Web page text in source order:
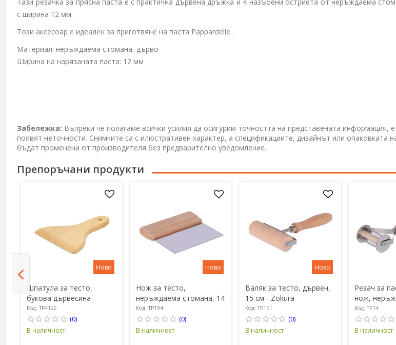
с ширина 12 мм.
Този аксесоар е идеален за приготвяне на паста Pappardelle .
Материал: неръждаема стомана, дърво
Ширина на нарязаната паста: 12 мм
Забележка: Въпреки че полагаме всички усилия да осигурим точността на представената информация,
появят неточности. Снимките са с илюстративен характер, а спецификациите, дизайнът или опаковката
бъдат променени от производителя без предварително уведомление.
Препоръчани продукти
Ново
Шпатула за тесто,
букова дървесина -
Zokura
Код: TP4122
(0)
В наличност
Ново
Нож за тесто,
неръждаема стомана, 14
см - Zokura
Код: TP194
(0)
В наличност
Ново
Валяк за тесто, дървен,
15 см - Zokura
Код: TP151
(0)
В наличност
Резач за
нож,
стомана,
Код: TP14
В наличност